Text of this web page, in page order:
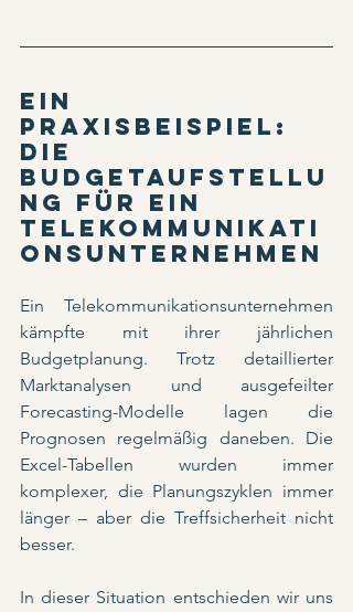
Ein
Praxisbeispiel:
Die
Budgetaufstellu
ng für ein
Telekommunikati
onsunternehmen
Ein Telekommunikationsunternehmen
kämpfte mit ihrer jährlichen
Budgetplanung. Trotz detaillierter
Marktanalysen und ausgefeilter
Forecasting-Modelle lagen die
Prognosen regelmäßig daneben. Die
Excel-Tabellen wurden immer
komplexer, die Planungszyklen immer
länger – aber die Treffsicherheit nicht
besser.
In dieser Situation entschieden wir uns